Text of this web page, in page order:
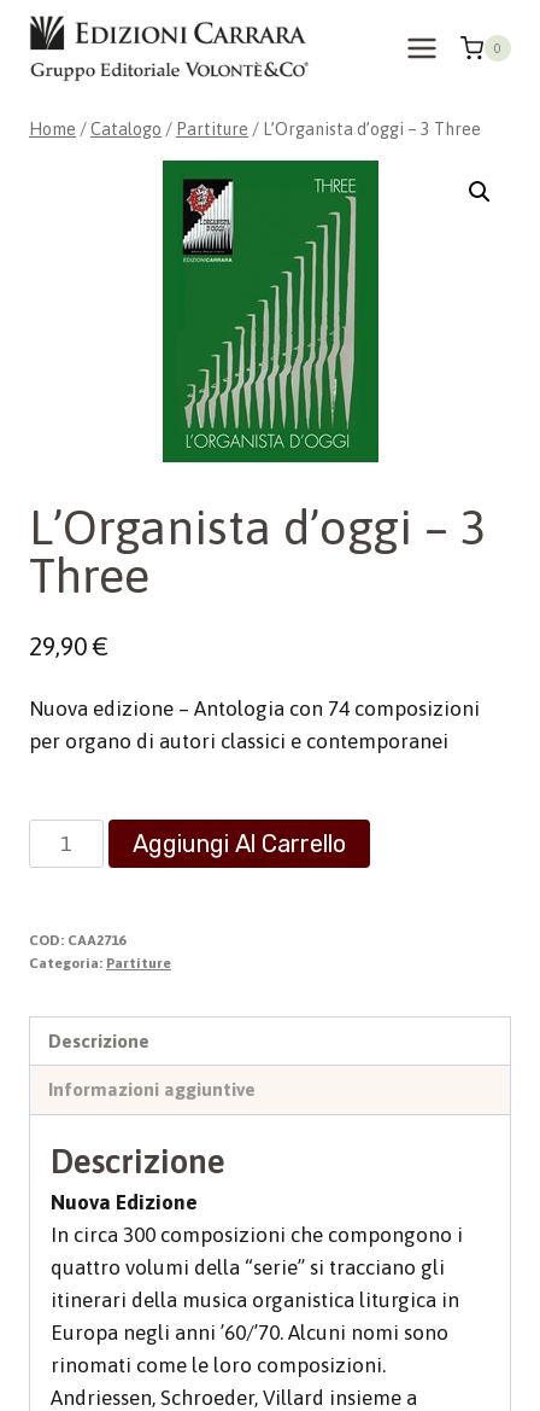
Salta
contenuto
0
Home /Catalogo / Partiture / L’Organista d’oggi – 3 Three
L’Organista d’oggi – 3
Three
29,90€
Nuova edizione – Antologia con 74 composizioni
per organo di autori classici e contemporanei
L'Organista
d'oggi
3
Three
Aggiungi Al Carrello
COD: CAA2716
Categoria: Partiture
Descrizione
Informazioni aggiuntive
Descrizione
Nuova Edizione
In circa 300 composizioni che compongono i
quattro volumi della “serie” si tracciano gli
itinerari della musica organistica liturgica in
Europa negli anni ’60/’70. Alcuni nomi sono
rinomati come le loro composizioni.
Andriessen, Schroeder, Villard insieme a